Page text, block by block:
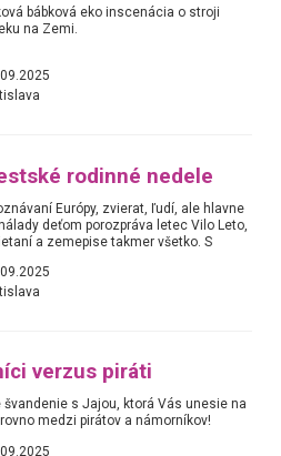
bábková eko inscenácia o stroji
na Zemi.
rodinné nedele
Európy, zvierat, ľudí, ale hlavne
deťom porozpráva letec Vilo Leto,
a zemepise takmer všetko. S
verzus piráti
švandenie s Jajou, ktorá Vás unesie na
medzi pirátov a námorníkov!